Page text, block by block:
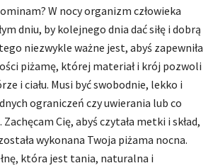
W nocy organizm człowieka
dniu, by kolejnego dnia dać siłę i dobrą
niezwykle ważne jest, abyś zapewniła
piżamę, której materiał i krój pozwoli
i ciału. Musi być swobodnie, lekko i
ograniczeń czy uwierania lub co
Cię, abyś czytała metki i skład,
wykonana Twoja piżama nocna.
która jest tania, naturalna i